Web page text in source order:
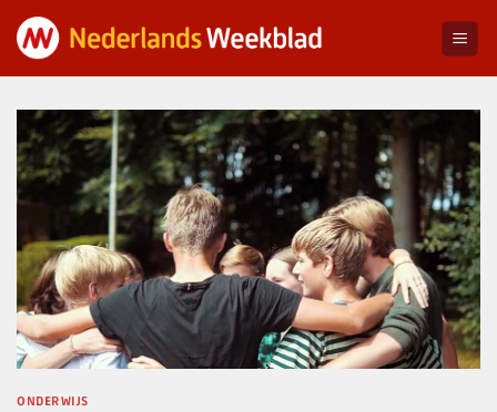
naar
ONDERWIJS